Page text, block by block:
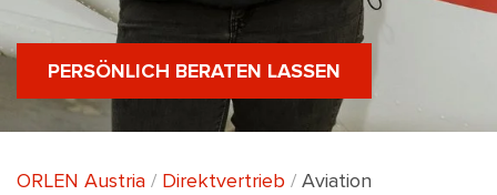
PERSÖNLICH BERATEN LASSEN
ORLEN Austria Direktvertrieb Aviation